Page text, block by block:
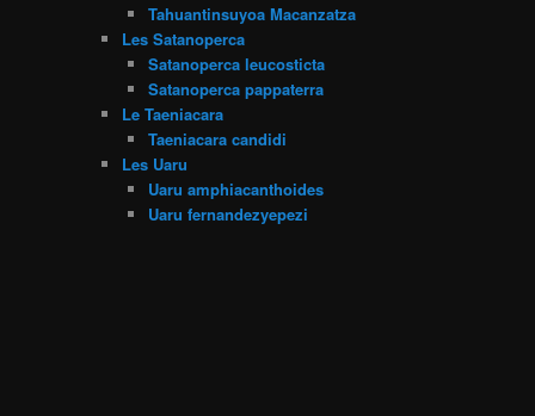
Tahuantinsuyoa Macanzatza
Les Satanoperca
Satanoperca leucosticta
Satanoperca pappaterra
Le Taeniacara
Taeniacara candidi
Les Uaru
Uaru amphiacanthoides
Uaru fernandezyepezi